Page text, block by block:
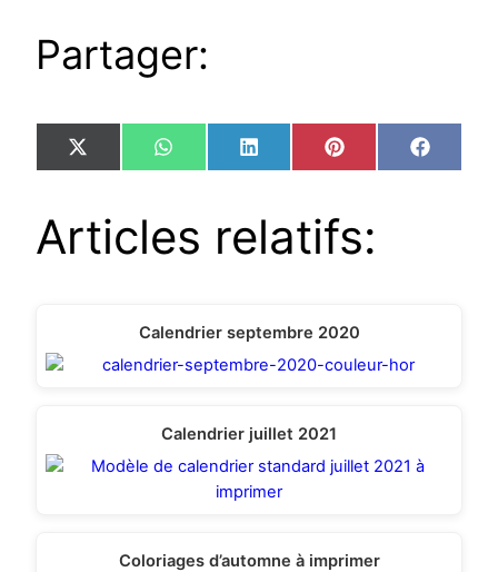
Partager:
Share
on
X
(Twitter)
Share
on
WhatsAppShare
on
LinkedIn Share
on
Pinterest Share
on
Articles relatifs:
Calendrier septembre 2020
Calendrier juillet 2021
Coloriages d’automne à imprimer